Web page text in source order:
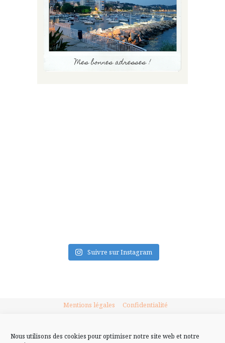
Nous utilisons des cookies pour optimiser notre site web et notre
Suivre sur Instagram
Mentions légales Confidentialité